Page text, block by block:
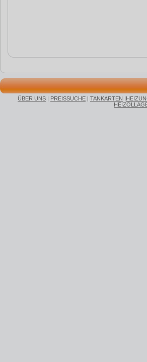
ÜBER UNS | PREISSUCHE | TANKARTEN |